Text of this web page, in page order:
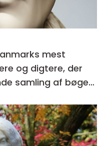
mest
og digtere, der
samling af bøger i